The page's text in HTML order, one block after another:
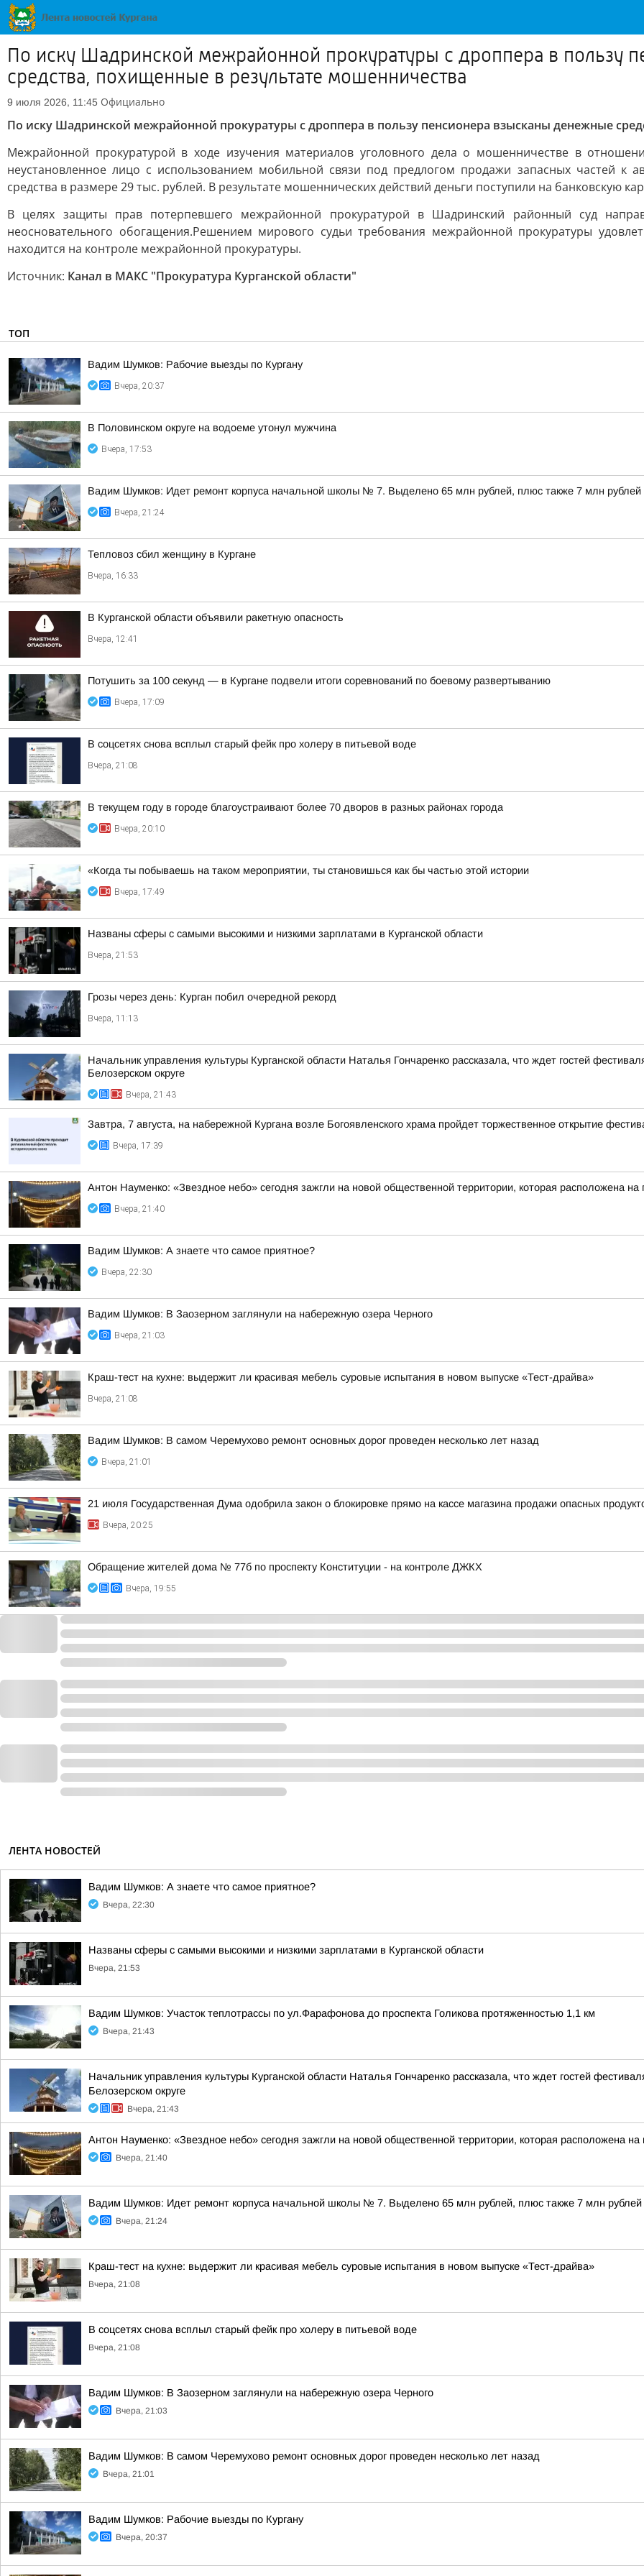
По иску Шадринской межрайонной прокуратуры с дроппера в пользу
средства, похищенные в результате мошенничества
9 июля 2026, 11:45 Официально
По иску Шадринской межрайонной прокуратуры с дроппера в пользу пенсионера взысканы денежные
Межрайонной прокуратурой в ходе изучения материалов уголовного дела о мошенничестве в
неустановленное лицо с использованием мобильной связи под предлогом продажи запасных частей к
средства в размере 29 тыс. рублей. В результате мошеннических действий деньги поступили на банковскую
В целях защиты прав потерпевшего межрайонной прокуратурой в Шадринский районный суд
неосновательного обогащения.Решением мирового судьи требования межрайонной прокуратуры
находится на контроле межрайонной прокуратуры.
Источник: Канал в МАКС "Прокуратура Курганской области"
ТОП
Вадим Шумков: Рабочие выезды по Кургану
Вчера, 20:37
В Половинском округе на водоеме утонул мужчина
Вчера, 17:53
Вадим Шумков: Идет ремонт корпуса начальной школы № 7. Выделено 65 млн рублей, плюс также 7 млн рублей
Вчера, 21:24
Тепловоз сбил женщину в Кургане
Вчера, 16:33
В Курганской области объявили ракетную опасность
Вчера, 12:41
Потушить за 100 секунд — в Кургане подвели итоги соревнований по боевому развертыванию
Вчера, 17:09
В соцсетях снова всплыл старый фейк про холеру в питьевой воде
Вчера, 21:08
В текущем году в городе благоустраивают более 70 дворов в разных районах города
Вчера, 20:10
«Когда ты побываешь на таком мероприятии, ты становишься как бы частью этой истории
Вчера, 17:49
Названы сферы с самыми высокими и низкими зарплатами в Курганской области
Вчера, 21:53
Грозы через день: Курган побил очередной рекорд
Вчера, 11:13
Начальник управления культуры Курганской области Наталья Гончаренко рассказала, что ждет гостей
Белозерском округе
Вчера, 21:43
Завтра, 7 августа, на набережной Кургана возле Богоявленского храма пройдет торжественное открытие
Вчера, 17:39
Антон Науменко: «Звездное небо» сегодня зажгли на новой общественной территории, которая расположена
Вчера, 21:40
Вадим Шумков: А знаете что самое приятное?
Вчера, 22:30
Вадим Шумков: В Заозерном заглянули на набережную озера Черного
Вчера, 21:03
Краш-тест на кухне: выдержит ли красивая мебель суровые испытания в новом выпуске «Тест-драйва»
Вчера, 21:08
Вадим Шумков: В самом Черемухово ремонт основных дорог проведен несколько лет назад
Вчера, 21:01
21 июля Государственная Дума одобрила закон о блокировке прямо на кассе магазина продажи опасных
Вчера, 20:25
Обращение жителей дома № 77б по проспекту Конституции - на контроле ДЖКХ
Вчера, 19:55
ЛЕНТА НОВОСТЕЙ
Вадим Шумков: А знаете что самое приятное?
Вчера, 22:30
Названы сферы с самыми высокими и низкими зарплатами в Курганской области
Вчера, 21:53
Вадим Шумков: Участок теплотрассы по ул.Фарафонова до проспекта Голикова протяженностью 1,1 км
Вчера, 21:43
Начальник управления культуры Курганской области Наталья Гончаренко рассказала, что ждет гостей
Белозерском округе
Вчера, 21:43
Антон Науменко: «Звездное небо» сегодня зажгли на новой общественной территории, которая расположена
Вчера, 21:40
Вадим Шумков: Идет ремонт корпуса начальной школы № 7. Выделено 65 млн рублей, плюс также 7 млн
Вчера, 21:24
Краш-тест на кухне: выдержит ли красивая мебель суровые испытания в новом выпуске «Тест-драйва»
Вчера, 21:08
В соцсетях снова всплыл старый фейк про холеру в питьевой воде
Вчера, 21:08
Вадим Шумков: В Заозерном заглянули на набережную озера Черного
Вчера, 21:03
Вадим Шумков: В самом Черемухово ремонт основных дорог проведен несколько лет назад
Вчера, 21:01
Вадим Шумков: Рабочие выезды по Кургану
Вчера, 20:37